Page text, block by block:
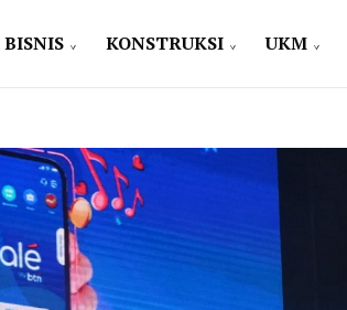
BISNIS KONSTRUKSI UKM